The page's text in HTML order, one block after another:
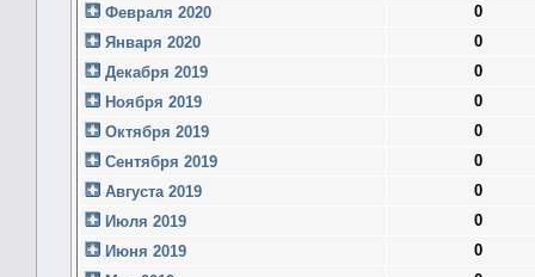
Февраля 2020
0
Января 2020
0
Декабря 2019
0
Ноября 2019
0
Октября 2019
0
Сентября 2019
0
Августа 2019
0
Июля 2019
0
Июня 2019
0